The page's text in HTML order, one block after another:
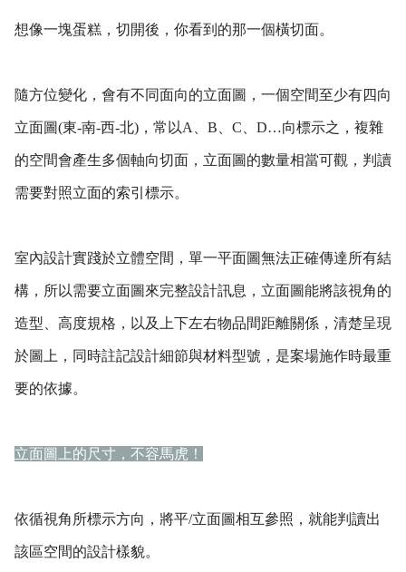
想像一塊蛋糕，切開後，你看到的那一個橫切面。
隨方位變化，會有不同面向的立面圖，一個空間至少有四向
立面圖(東-南-西-北)，常以A、B、C、D…向標示之，複雜
的空間會產生多個軸向切面，立面圖的數量相當可觀，判讀
需要對照立面的索引標示。
室內設計實踐於立體空間，單一平面圖無法正確傳達所有結
構，所以需要立面圖來完整設計訊息，立面圖能將該視角的
造型、高度規格，以及上下左右物品間距離關係，清楚呈現
於圖上，同時註記設計細節與材料型號，是案場施作時最重
要的依據。
立面圖上的尺寸，不容馬虎！
依循視角所標示方向，將平/立面圖相互參照，就能判讀出
該區空間的設計樣貌。